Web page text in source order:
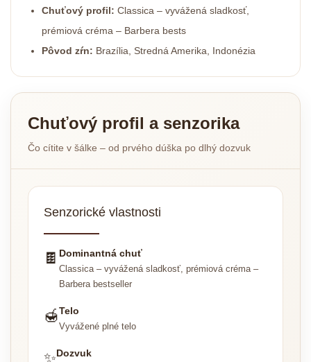
Chuťový profil: Classica – vyvážená sladkosť,
prémiová créma – Barbera bests
Pôvod zŕn: Brazília, Stredná Amerika, Indonézia
Chuťový profil a senzorika
Čo cítite v šálke – od prvého dúška po dlhý dozvuk
Senzorické vlastnosti
🍫 Dominantná chuť
Classica – vyvážená sladkosť, prémiová créma –
Barbera bestseller
🍯Telo
Vyvážené plné telo
✨Dozvuk